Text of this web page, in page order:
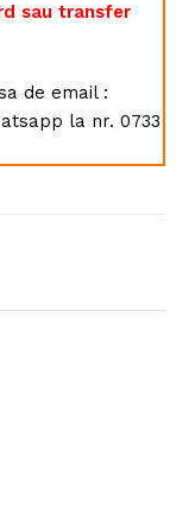
sau transfer
de email :
la nr. 0733